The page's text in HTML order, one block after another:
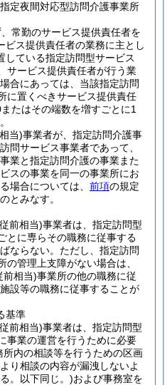
定夜間対応型訪問介護事業所
常勤のサービス提供責任者を
ビス提供責任者の業務に主とし
している指定訪問型サービス
サービス提供責任者が行う業
合にあっては、当該指定訪問
に置くべきサービス提供責任
たはその端数を増すごとに1
当)事業者が、指定訪問介護事
問サービス事業者であって、
業と指定訪問介護の事業また
スの事業を同一の事業所にお
場合については、 前項の規定
とみなす。
前相当)事業者は、指定訪問型
とに専らその職務に従事する
ならない。 ただし、指定訪問
の管理上支障がない場合は、
前相当)事業所の他の職務に従
設等の職務に従事することが
基準
前相当)事業者は、指定訪問型
事業の運営を行うために必要
所内の相談等を行うための区画
り相談の内容が漏洩しないよ
。以下同じ。)および事務室を